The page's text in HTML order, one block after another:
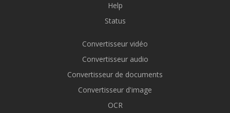
Help
Status
Convertisseur vidéo
Convertisseur audio
Convertisseur de documents
Convertisseur d'image
OCR